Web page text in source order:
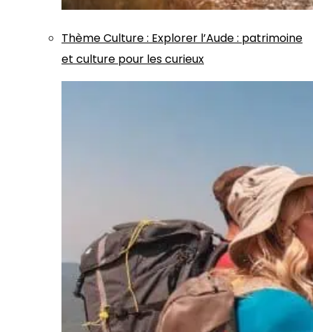
ThèmeCulture: Explorer l’Aude : patrimoine
et culture pour les curieux